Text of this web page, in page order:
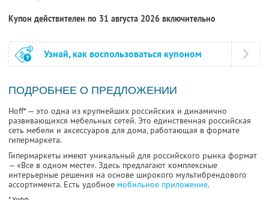
Купон действителен по 31 августа 2026 включительно
Узнай, как воспользоваться купоном
ПОДРОБНЕЕ О ПРЕДЛОЖЕНИИ
Hoff* — это одна из крупнейших российских и динамично
развивающихся мебельных сетей. Это единственная российская
сеть мебели и аксессуаров для дома, работающая в формате
гипермаркета.
Гипермаркеты имеют уникальный для российского рынка формат
— «Все в одном месте». Здесь предлагают комплексные
интерьерные решения на основе широкого мультибрендового
ассортимента. Есть удобное мобильное приложение.